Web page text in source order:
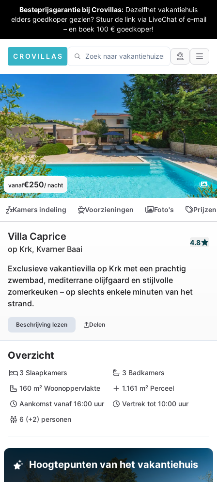
Besteprijsgarantie bij Crovillas: Dezelfhet vakantiehuis
elders goedkoper gezien? Stuur de link via LiveChat of e-mail
– en boek 100 € goedkoper!
CROVILLAS
vanaf€250/ nacht
Kamers indeling Voorzieningen Foto's
Villa Caprice
op Krk, Kvarner Baai
4.8
Exclusieve vakantievilla op Krk met een prachtig
zwembad, mediterrane olijfgaard en stijlvolle
zomerkeuken – op slechts enkele minuten van het
strand.
Beschrijving lezen Delen
Overzicht
3 Slaapkamers
3 Badkamers
160 m² Woonoppervlakte
1.161 m² Perceel
Aankomst vanaf 16:00 uur
Vertrek tot 10:00 uur
6 (+2) personen
Hoogtepunten van het vakantiehuis